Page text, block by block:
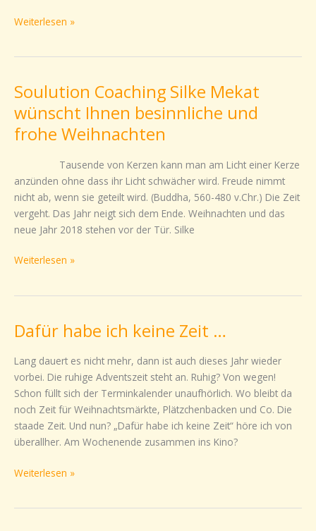
Weiterlesen »
Soulution Coaching Silke Mekat
wünscht Ihnen besinnliche und
frohe Weihnachten
Tausende von Kerzen kann man am Licht einer Kerze
anzünden ohne dass ihr Licht schwächer wird. Freude nimmt
nicht ab, wenn sie geteilt wird. (Buddha, 560-480 v.Chr.) Die Zeit
vergeht. Das Jahr neigt sich dem Ende. Weihnachten und das
neue Jahr 2018 stehen vor der Tür. Silke
Soulution
Coaching
Silke
Mekat
besinnliche
und
frohe
Weihnachten
Weiterlesen »
Dafür habe ich keine Zeit …
Lang dauert es nicht mehr, dann ist auch dieses Jahr wieder
vorbei. Die ruhige Adventszeit steht an. Ruhig? Von wegen!
Schon füllt sich der Terminkalender unaufhörlich. Wo bleibt da
noch Zeit für Weihnachtsmärkte, Plätzchenbacken und Co. Die
staade Zeit. Und nun? „Dafür habe ich keine Zeit“ höre ich von
überallher. Am Wochenende zusammen ins Kino?
Dafür
ich
keine
Zeit
…
Weiterlesen »